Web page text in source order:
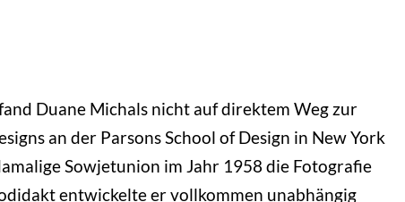
Duane Michals nicht auf direktem Weg zur
an der Parsons School of Design in New York
Sowjetunion im Jahr 1958 die Fotografie
entwickelte er vollkommen unabhängig